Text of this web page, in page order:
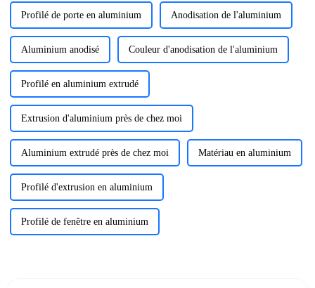
Profilé de porte en aluminium Anodisation de l'aluminium
Aluminium anodisé Couleur d'anodisation de l'aluminium
Profilé en aluminium extrudé
Extrusion d'aluminium près de chez moi
Aluminium extrudé près de chez moi Matériau en aluminium
Profilé d'extrusion en aluminium
Profilé de fenêtre en aluminium